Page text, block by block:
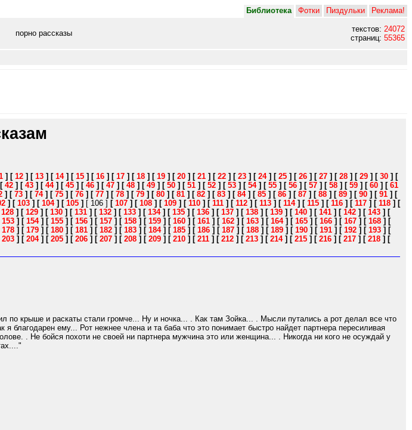
Библиотека Фотки Пиздульки Реклама!
порно рассказы текстов: 24072
страниц: 55365
] [ 12 ] [ 13 ] [ 14] [ 15 ] [ 16 ] [ 17 ] [ 18 ] [ 19 ] [ 20 ] [ 21 ] [ 22 ] [ 23 ] [ 24] [ 25 ] [ 26 ] [ 27 ] [ 28 ] [ 29 ] [ 30 ] [
[ 42 ] [ 43 ] [ 44] [ 45 ] [ 46 ] [ 47 ] [ 48 ] [ 49 ] [ 50 ] [ 51 ] [ 52 ] [ 53 ] [ 54] [ 55 ] [ 56 ] [ 57 ] [ 58 ] [ 59 ] [ 60 ] [ 61
] [ 73 ] [ 74] [ 75 ] [ 76 ] [ 77 ] [ 78 ] [ 79 ] [ 80 ] [ 81 ] [ 82 ] [ 83 ] [ 84] [ 85 ] [ 86 ] [ 87 ] [ 88 ] [ 89 ] [ 90 ] [ 91 ] [
] [ 103 ] [ 104] [ 105 ] [ 106 ] [ 107 ] [ 108 ] [ 109 ] [ 110 ] [ 111 ] [ 112 ] [ 113 ] [ 114] [ 115 ] [ 116 ] [ 117 ] [ 118 ] [
128 ] [ 129 ] [ 130 ] [ 131 ] [ 132 ] [ 133 ] [ 134] [ 135 ] [ 136 ] [ 137 ] [ 138 ] [ 139 ] [ 140 ] [ 141 ] [ 142 ] [ 143 ] [
153 ] [ 154] [ 155 ] [ 156 ] [ 157 ] [ 158 ] [ 159 ] [ 160 ] [ 161 ] [ 162 ] [ 163 ] [ 164] [ 165 ] [ 166 ] [ 167 ] [ 168 ] [
178 ] [ 179 ] [ 180 ] [ 181 ] [ 182 ] [ 183 ] [ 184] [ 185 ] [ 186 ] [ 187 ] [ 188 ] [ 189 ] [ 190 ] [ 191 ] [ 192 ] [ 193 ] [
203 ] [ 204] [ 205 ] [ 206 ] [ 207 ] [ 208 ] [ 209 ] [ 210 ] [ 211 ] [ 212 ] [ 213 ] [ 214] [ 215 ] [ 216 ] [ 217 ] [ 218 ] [
по крыше и раскаты стали громче... Ну и ночка... . Как там Зойка... . Мысли путались а рот делал все что
благодарен ему... Рот нежнее члена и та баба что это понимает быстро найдет партнера пересиливая
. Не бойся похоти не своей ни партнера мужчина это или женщина... . Никогда ни кого не осуждай у